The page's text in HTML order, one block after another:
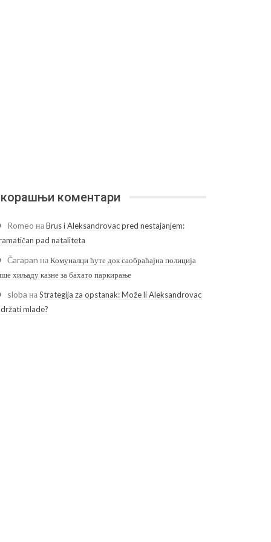
коментари
Romeo наBrus i Aleksandrovac pred nestajanjem:
pad nataliteta
Čarapan наКомуналци ћуте док саобраћајна полиција
хиљаду казне за бахато паркирање
sloba наStrategija za opstanak: Može li Aleksandrovac
mlade?